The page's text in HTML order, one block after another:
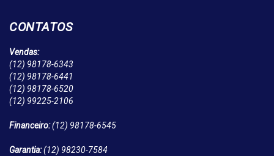
CONTATOS
Vendas:
(12) 98178-6343
(12) 98178-6441
(12) 98178-6520
(12) 99225-2106
Financeiro:(12) 98178-6545
Garantia:(12) 98230-7584